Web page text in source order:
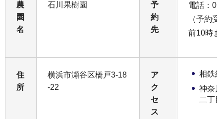
農
園
名
石川果樹園
予
約
先
電話：
（予約
前10時
住
所
横浜市瀬谷区橋戸3-18
-22
ア
ク
セ
ス
相鉄
神奈
二丁